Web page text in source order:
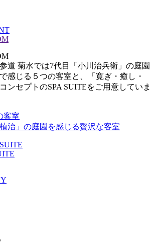
道 菊水では7代目「小川治兵衛」の庭園
感じる５つの客室と、「寛ぎ・癒し・
ンセプトのSPA SUITEをご用意していま
治」の庭園を感じる贅沢な客室